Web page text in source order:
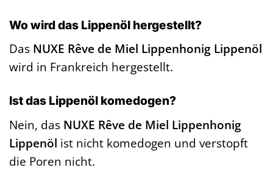
Wo wird das Lippenöl hergestellt?
Das NUXE Rêve de Miel Lippenhonig Lippenöl
wird in Frankreich hergestellt.
Ist das Lippenöl komedogen?
Nein, das NUXE Rêve de Miel Lippenhonig
Lippenöl ist nicht komedogen und verstopft
die Poren nicht.